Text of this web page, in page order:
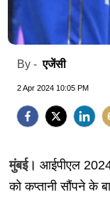
By -एजेंसी
2 Apr 2024 10:05 PM
मुंबई। आईपीएल 2024
को कप्तानी सौंपने के